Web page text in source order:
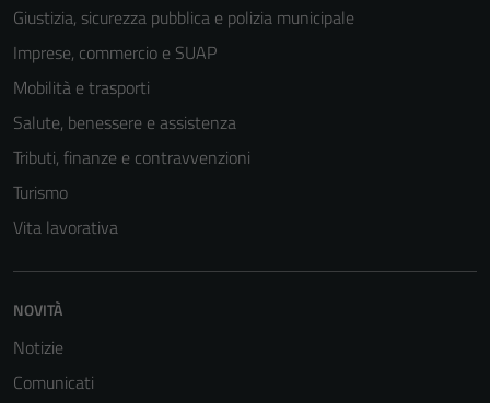
Giustizia, sicurezza pubblica e polizia municipale
Imprese, commercio e SUAP
Mobilità e trasporti
Salute, benessere e assistenza
Tributi, finanze e contravvenzioni
Turismo
Vita lavorativa
NOVITÀ
Notizie
Comunicati